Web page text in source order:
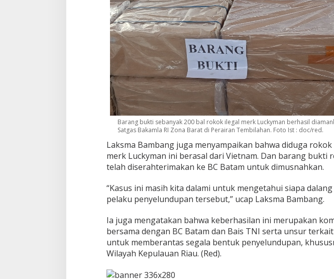
Barang bukti sebanyak 200 bal rokok ilegal merk Luckyman berhasil
Satgas Bakamla RI Zona Barat di Perairan Tembilahan. Foto Ist : doc/red.
Laksma Bambang juga menyampaikan bahwa diduga rokok
merk Luckyman ini berasal dari Vietnam. Dan barang bukti
telah diserahterimakan ke BC Batam untuk dimusnahkan.
“Kasus ini masih kita dalami untuk mengetahui siapa
pelaku penyelundupan tersebut,” ucap Laksma Bambang.
Ia juga mengatakan bahwa keberhasilan ini merupakan
bersama dengan BC Batam dan Bais TNI serta unsur
untuk memberantas segala bentuk penyelundupan,
Wilayah Kepulauan Riau. (Red).